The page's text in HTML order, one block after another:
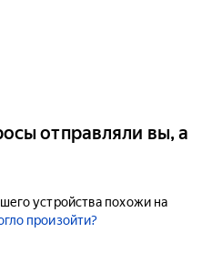
отправляли вы, а
устройства похожи на
произойти?